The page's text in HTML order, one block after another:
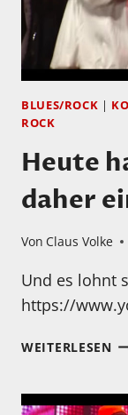
BLUES/ROCK |
ROCK
Heute
daher
Von Claus Volke
Und es lohnt
https://
WEITERLESEN